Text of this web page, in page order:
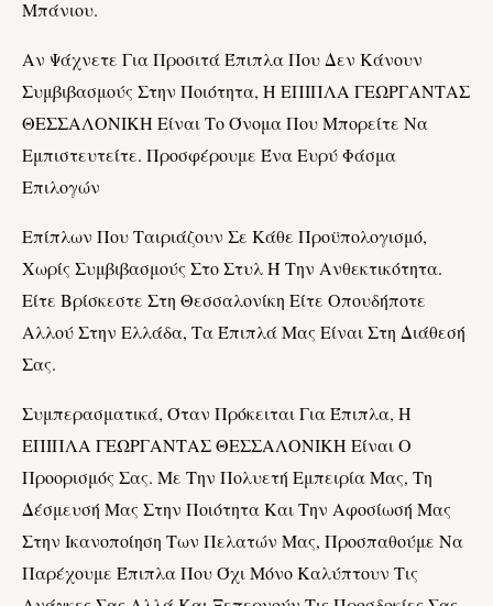
Μπάνιου.
Αν Ψάχνετε Για Προσιτά Έπιπλα Που Δεν Κάνουν
Συμβιβασμούς Στην Ποιότητα, Η ΕΠΙΠΛΑ ΓΕΩΡΓΑΝΤΑΣ
ΘΕΣΣΑΛΟΝΙΚΗ Είναι Το Όνομα Που Μπορείτε Να
Εμπιστευτείτε. Προσφέρουμε Ένα Ευρύ Φάσμα
Επιλογών
Επίπλων Που Ταιριάζουν Σε Κάθε Προϋπολογισμό,
Χωρίς Συμβιβασμούς Στο Στυλ Ή Την Ανθεκτικότητα.
Είτε Βρίσκεστε Στη Θεσσαλονίκη Είτε Οπουδήποτε
Αλλού Στην Ελλάδα, Τα Έπιπλά Μας Είναι Στη Διάθεσή
Σας.
Συμπερασματικά, Όταν Πρόκειται Για Έπιπλα, Η
ΕΠΙΠΛΑ ΓΕΩΡΓΑΝΤΑΣ ΘΕΣΣΑΛΟΝΙΚΗ Είναι Ο
Προορισμός Σας. Με Την Πολυετή Εμπειρία Μας, Τη
Δέσμευσή Μας Στην Ποιότητα Και Την Αφοσίωσή Μας
Στην Ικανοποίηση Των Πελατών Μας, Προσπαθούμε Να
Παρέχουμε Έπιπλα Που Όχι Μόνο Καλύπτουν Τις